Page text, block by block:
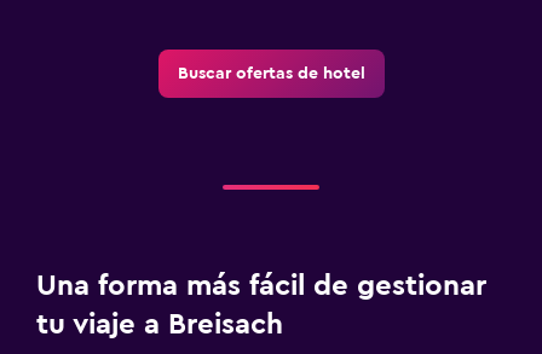
Buscar ofertas de hotel
Una forma más fácil de gestionar
tu viaje a Breisach